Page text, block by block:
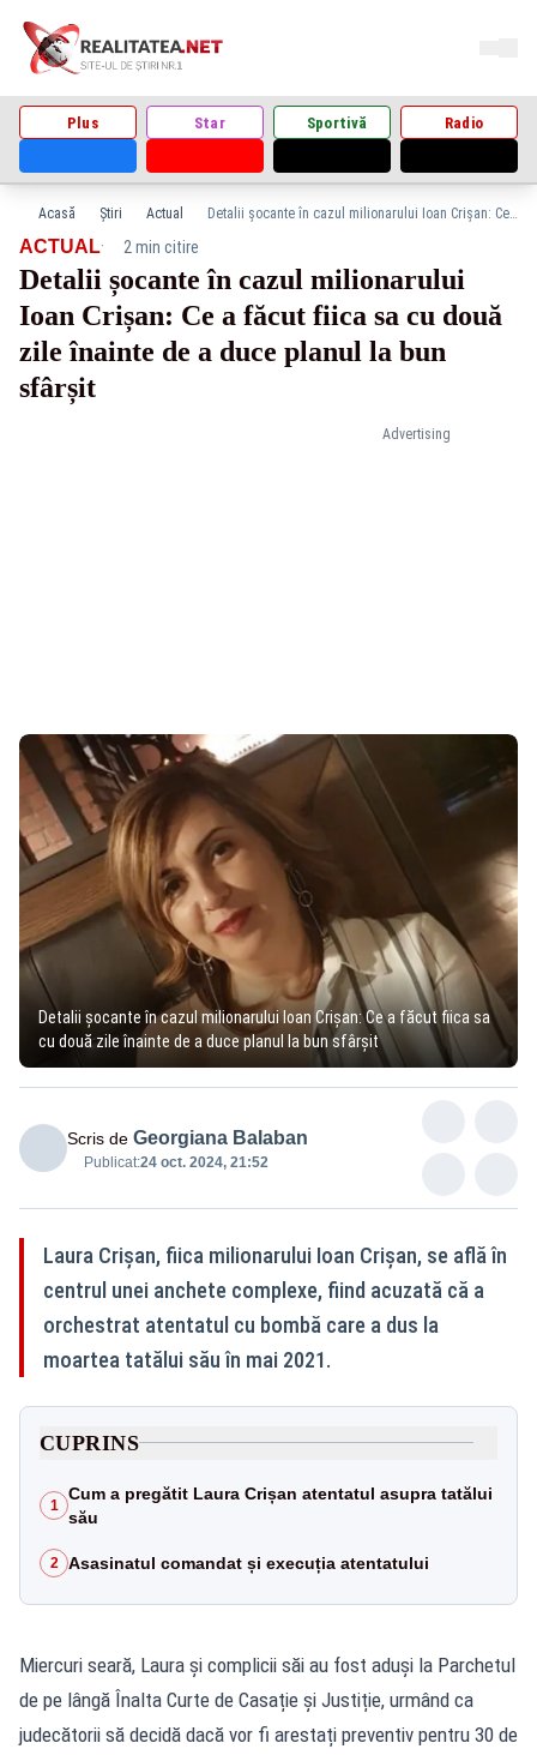
Plus Star Sportivă Radio
Acasă Știri Actual Detalii șocante în cazul milionarului Ioan Crișan: Ce a făcut fiica sa cu două zile înainte de a duce planul la bun sfârșit
Advertising
ACTUAL· 2 min citire
Detalii șocante în cazul milionarului
Ioan Crișan: Ce a făcut fiica sa cu două
zile înainte de a duce planul la bun
sfârșit
Detalii șocante în cazul milionarului Ioan Crișan: Ce a făcut fiica sa
cu două zile înainte de a duce planul la bun sfârșit
Scris de Georgiana Balaban
Publicat:24 oct. 2024, 21:52
Laura Crișan, fiica milionarului Ioan Crișan, se află în
centrul unei anchete complexe, fiind acuzată că a
orchestrat atentatul cu bombă care a dus la
moartea tatălui său în mai 2021.
CUPRINS
1
Cum a pregătit Laura Crișan atentatul asupra tatălui
său
2 Asasinatul comandat și execuția atentatului
Miercuri seară, Laura și complicii săi au fost aduși la Parchetul
de pe lângă Înalta Curte de Casație și Justiție, urmând ca
judecătorii să decidă dacă vor fi arestați preventiv pentru 30 de